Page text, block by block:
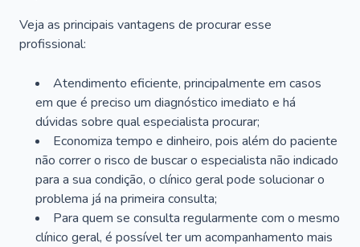
Veja as principais vantagens de procurar esse
profissional:
Atendimento eficiente, principalmente em casos
em que é preciso um diagnóstico imediato e há
dúvidas sobre qual especialista procurar;
Economiza tempo e dinheiro, pois além do paciente
não correr o risco de buscar o especialista não indicado
para a sua condição, o clínico geral pode solucionar o
problema já na primeira consulta;
Para quem se consulta regularmente com o mesmo
clínico geral, é possível ter um acompanhamento mais